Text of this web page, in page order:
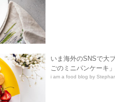
いま海外のSNSで大
ごのミニパンケーキ
i am a food blog by